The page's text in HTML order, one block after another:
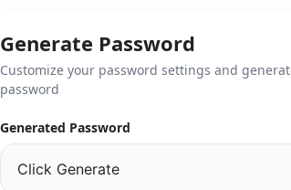
Generate Password
Customize your password settings and
password
Generated Password